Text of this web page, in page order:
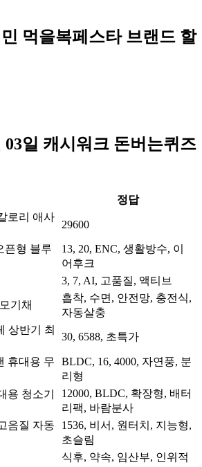
먹을복페스타 브랜드 할
일 캐시워크 돈버는퀴즈
정답
로리 애사
29600
픈형 블루
13, 20, ENC, 생활방수, 이
어후크
3, 7, AI, 고품질, 액티브
기채
흡착, 수면, 안전망, 충전식,
자동살충
상반기 최
30, 6588, 초특가
휴대용 무
BLDC, 16, 4000, 자연풍, 분
리형
용 청소기
12000, BLDC, 확장형, 배터
리팩, 바람분사
음질 자동
1536, 비서, 원터치, 지능형,
초슬림
식후, 약속, 임산부, 인위적